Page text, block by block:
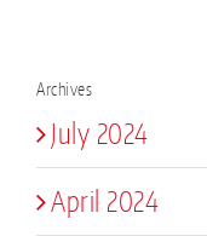
Archives
July 2024
April 2024